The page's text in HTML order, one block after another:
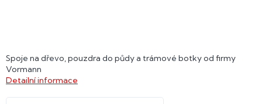
Spoje na dřevo, pouzdra do půdy a trámové botky od firmy
Vormann
Detailní informace